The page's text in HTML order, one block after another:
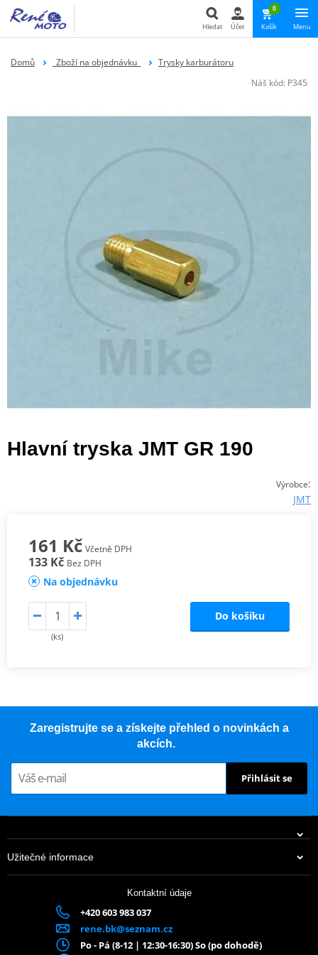
Hledat Účet
0
Košík Menu
Domů _Zboží na objednávku_
Trysky karburátoru
Náš kód: P345
Hlavní tryska JMT GR 190
Výrobce:
JMT
161 Kč Včetně DPH
133 Kč Bez DPH
Na objednávku
(ks)
Do košíku
Zaregistrujte se a získejte přehled o novinkách a
akcích.
Přihlásit se
Užitečné informace
Kontaktní údaje
+420 603 983 037
rene.bk@seznam.cz
Po - Pá (8-12 | 12:30-16:30) So (po dohodě)